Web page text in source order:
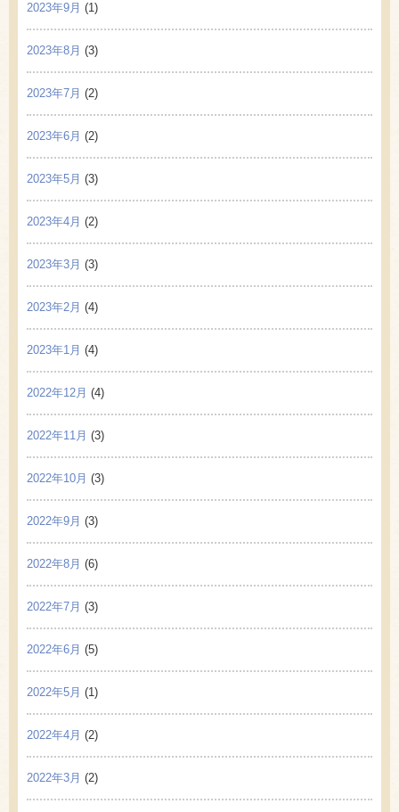
2023年9月 (1)
2023年8月 (3)
2023年7月 (2)
2023年6月 (2)
2023年5月 (3)
2023年4月 (2)
2023年3月 (3)
2023年2月 (4)
2023年1月 (4)
2022年12月 (4)
2022年11月 (3)
2022年10月 (3)
2022年9月 (3)
2022年8月 (6)
2022年7月 (3)
2022年6月 (5)
2022年5月 (1)
2022年4月 (2)
2022年3月 (2)